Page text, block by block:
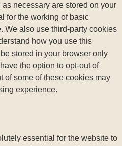
necessary are stored on your
for the working of basic
We also use third-party cookies
how you use this
stored in your browser only
the option to opt-out of
of some of these cookies may
experience.
essential for the website to